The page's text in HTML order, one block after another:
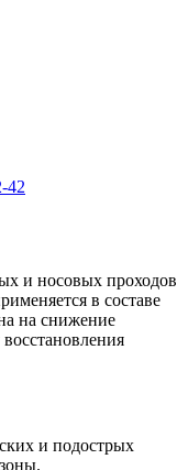
42
и носовых проходов
в составе
на снижение
и подострых